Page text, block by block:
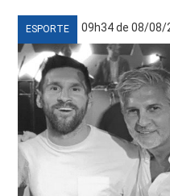
ESPORTE 09h34 de 08/08/